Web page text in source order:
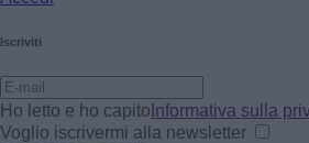
Iscriviti
Ho letto e ho capito Informativa sulla
Voglio iscrivermi alla newsletter